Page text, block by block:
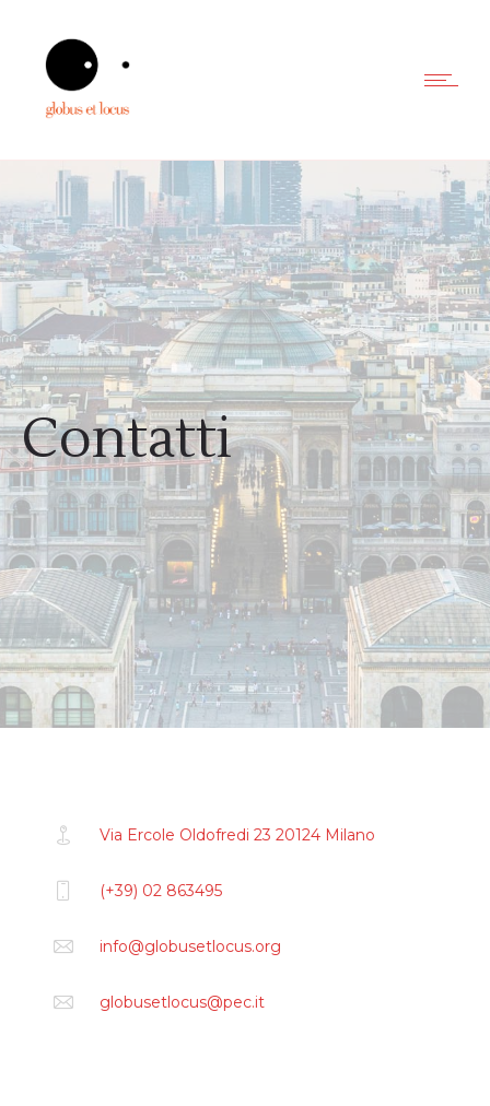
Contatti
Via Ercole Oldofredi 23 20124 Milano
(+39) 02 863495
info@globusetlocus.org
globusetlocus@pec.it